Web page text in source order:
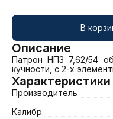
В
Описание
Патрон НПЗ 7,62/54
кучности, с 2-х
Характеристики
Производитель
Калибр: